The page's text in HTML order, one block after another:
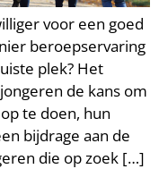
voor een goed
beroepservaring
plek? Het
de kans om
te doen, hun
bijdrage aan de
die op zoek […]